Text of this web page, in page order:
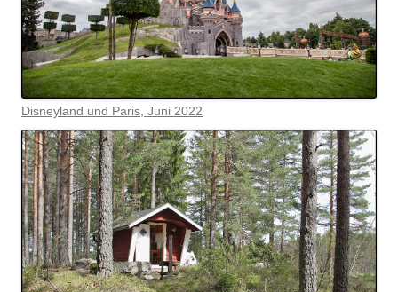
Disneyland und Paris, Juni 2022